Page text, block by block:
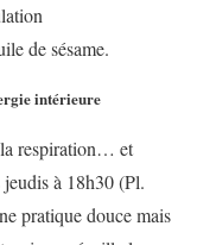
de sésame.
intérieure
la respiration… et
à 18h30 (Pl.
pratique douce mais